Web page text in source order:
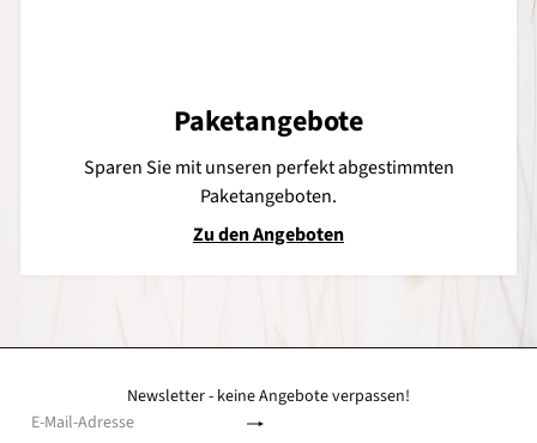
Paketangebote
Sparen Sie mit unseren perfekt abgestimmten
Paketangeboten.
Zu den Angeboten
Newsletter - keine Angebote verpassen!
Abonnieren
E-